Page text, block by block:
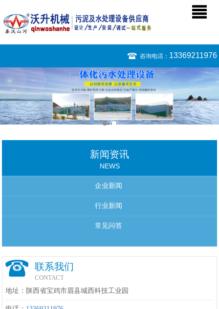
咨询电话： 13369211976
新闻资讯
NEWS
企业新闻
行业新闻
常见问答
联系我们
CONTACT
地址：陕西省宝鸡市眉县城西科技工业园